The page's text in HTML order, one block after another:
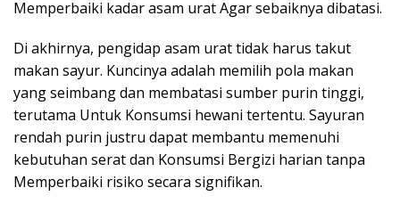
Memperbaiki kadar asam urat Agar sebaiknya dibatasi.
Di akhirnya, pengidap asam urat tidak harus takut
makan sayur. Kuncinya adalah memilih pola makan
yang seimbang dan membatasi sumber purin tinggi,
terutama Untuk Konsumsi hewani tertentu. Sayuran
rendah purin justru dapat membantu memenuhi
kebutuhan serat dan Konsumsi Bergizi harian tanpa
Memperbaiki risiko secara signifikan.